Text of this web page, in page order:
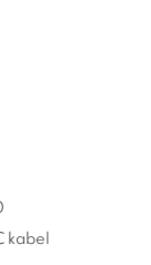
kabel